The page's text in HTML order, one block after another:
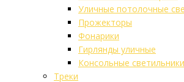
Уличные потолочные
Прожекторы
Фонарики
Гирлянды уличные
Консольные светильники
Треки